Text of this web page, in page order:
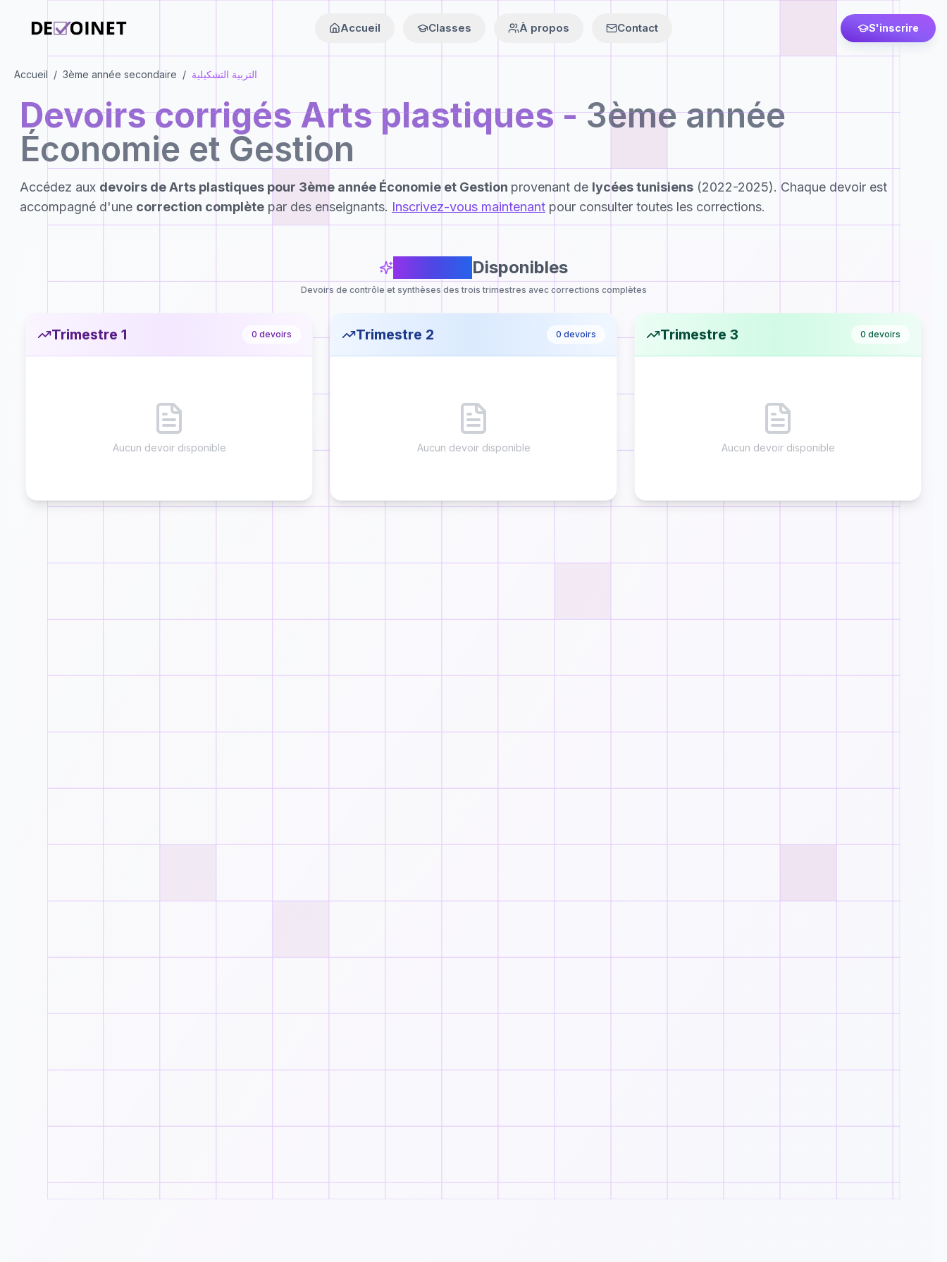
Accueil Classes À propos Contact S'inscrire
Accueil / 3ème année secondaire / التربية التشكيلية
Devoirs corrigésArts plastiques-3ème année
Économie et Gestion
Accédez aux devoirs deArts plastiques pour 3ème année Économie et Gestion provenant de lycées tunisiens (2022-2025). Chaque devoir est
accompagné d'une correction complète par des enseignants. Inscrivez-vous maintenant pour consulter toutes les corrections.
Disponibles
Devoirs de contrôle et synthèses des trois trimestres avec corrections complètes
Trimestre 1 0 devoirs
Aucun devoir disponible
Trimestre 2 0 devoirs
Aucun devoir disponible
Trimestre 3 0 devoirs
Aucun devoir disponible